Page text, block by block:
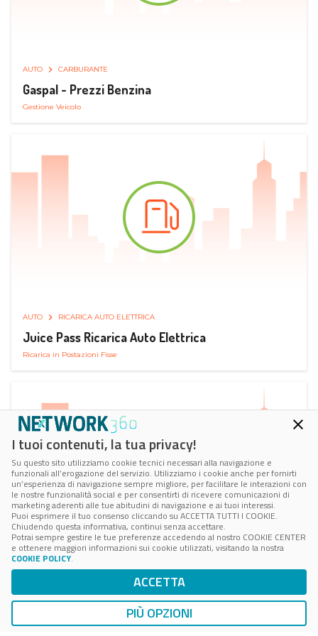
AUTO CARBURANTE
Gaspal - Prezzi Benzina
Gestione Veicolo
AUTO RICARICA AUTO ELETTRICA
Juice Pass Ricarica Auto Elettrica
Ricarica in Postazioni Fisse
Next Charge Ricarica Auto Elettrica
Ricarica in Postazioni Fisse
I tuoi contenuti, la tua privacy!
Su questo sito utilizziamo cookie tecnici necessari alla navigazione e
funzionali all’erogazione del servizio. Utilizziamo i cookie anche per fornirti
un’esperienza di navigazione sempre migliore, per facilitare le interazioni con
le nostre funzionalità social e per consentirti di ricevere comunicazioni di
marketing aderenti alle tue abitudini di navigazione e ai tuoi interessi.
Puoi esprimere il tuo consenso cliccando su ACCETTA TUTTI I COOKIE.
Chiudendo questa informativa, continui senza accettare.
Potrai sempre gestire le tue preferenze accedendo al nostro COOKIE CENTER
e ottenere maggiori informazioni sui cookie utilizzati, visitando la nostra
COOKIE POLICY.
ACCETTA
PIÙ OPZIONI